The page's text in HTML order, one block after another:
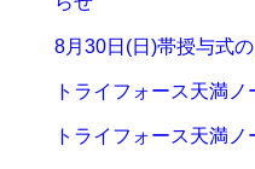
8月30日(日)帯授与式
トライフォース天満ノ
トライフォース天満ノ